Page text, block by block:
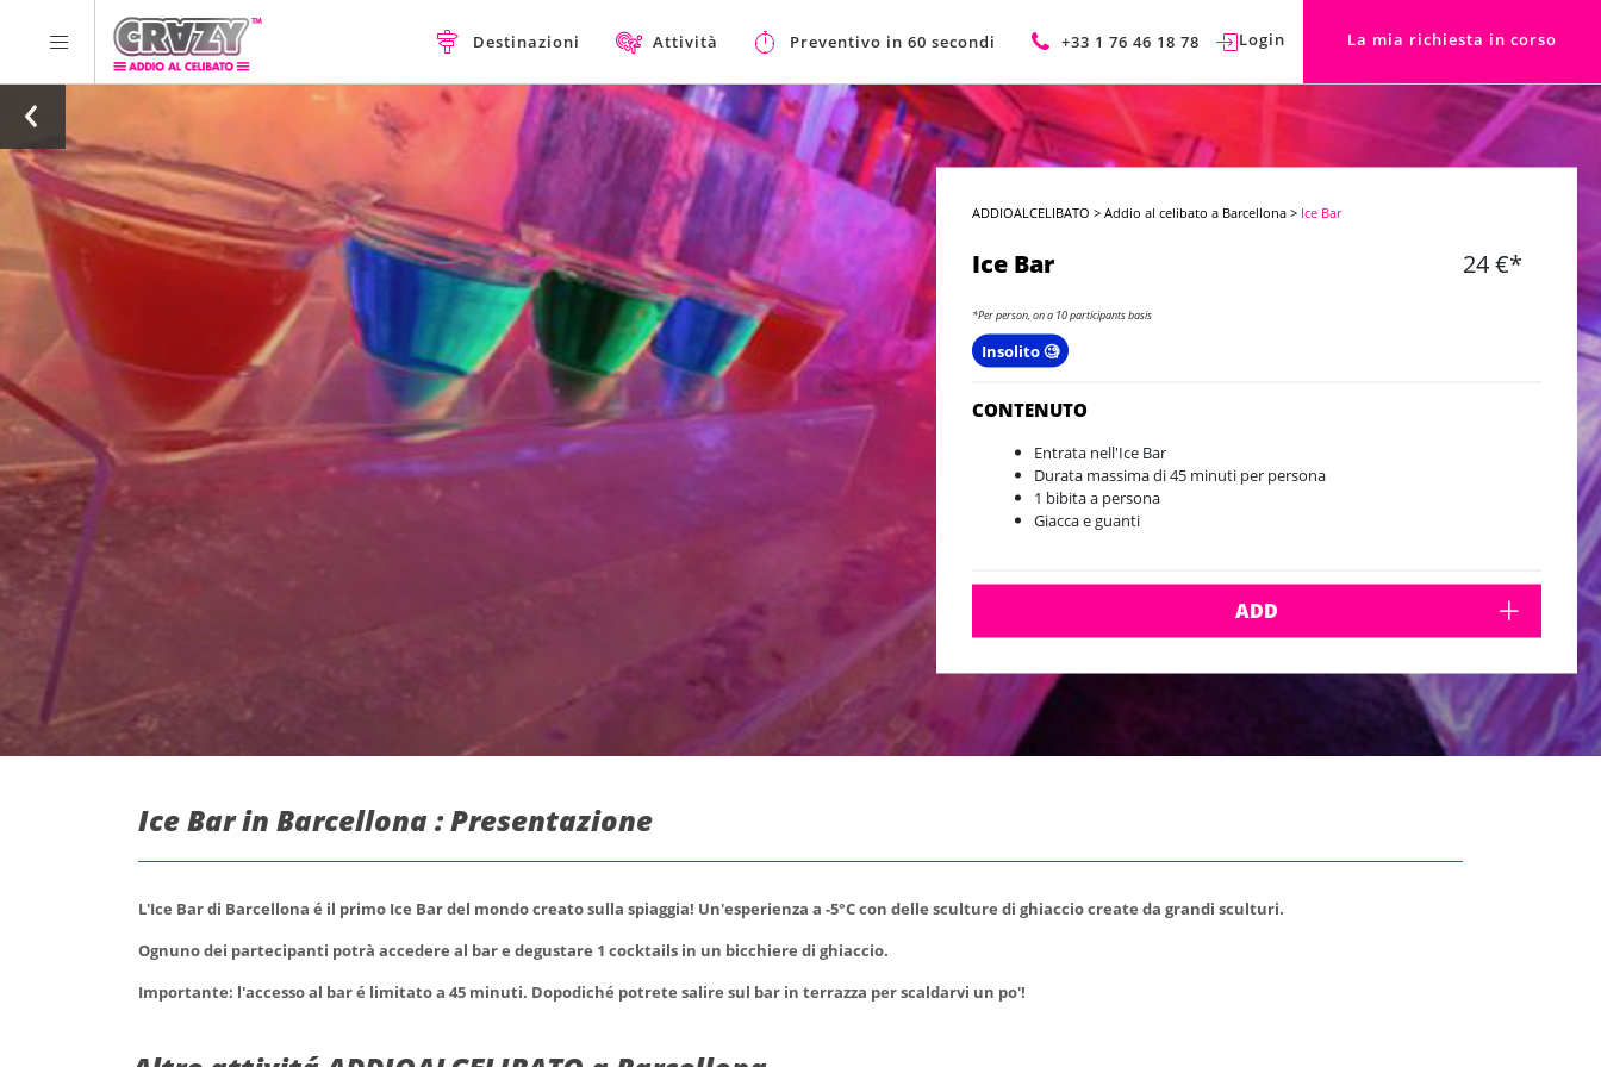
Destinazioni Attività Preventivo in 60 secondi +33 1 76 46 18 78 Login La mia richiesta in corso
ADDIOALCELIBATO >Addio al celibato a Barcellona > Ice Bar
Ice Bar 24 €*
*Per person, on a 10 participants basis
Insolito 🧐
CONTENUTO
Entrata nell'Ice Bar
Durata massima di 45 minuti per persona
1 bibita a persona
Giacca e guanti
ADD
Ice Bar in Barcellona : Presentazione
L'Ice Bar di Barcellona é il primo Ice Bar del mondo creato sulla spiaggia! Un'esperienza a -5°C con delle sculture di ghiaccio create da grandi sculturi.
Ognuno dei partecipanti potrà accedere al bar e degustare 1 cocktails in un bicchiere di ghiaccio.
Importante: l'accesso al bar é limitato a 45 minuti. Dopodiché potrete salire sul bar in terrazza per scaldarvi un po'!